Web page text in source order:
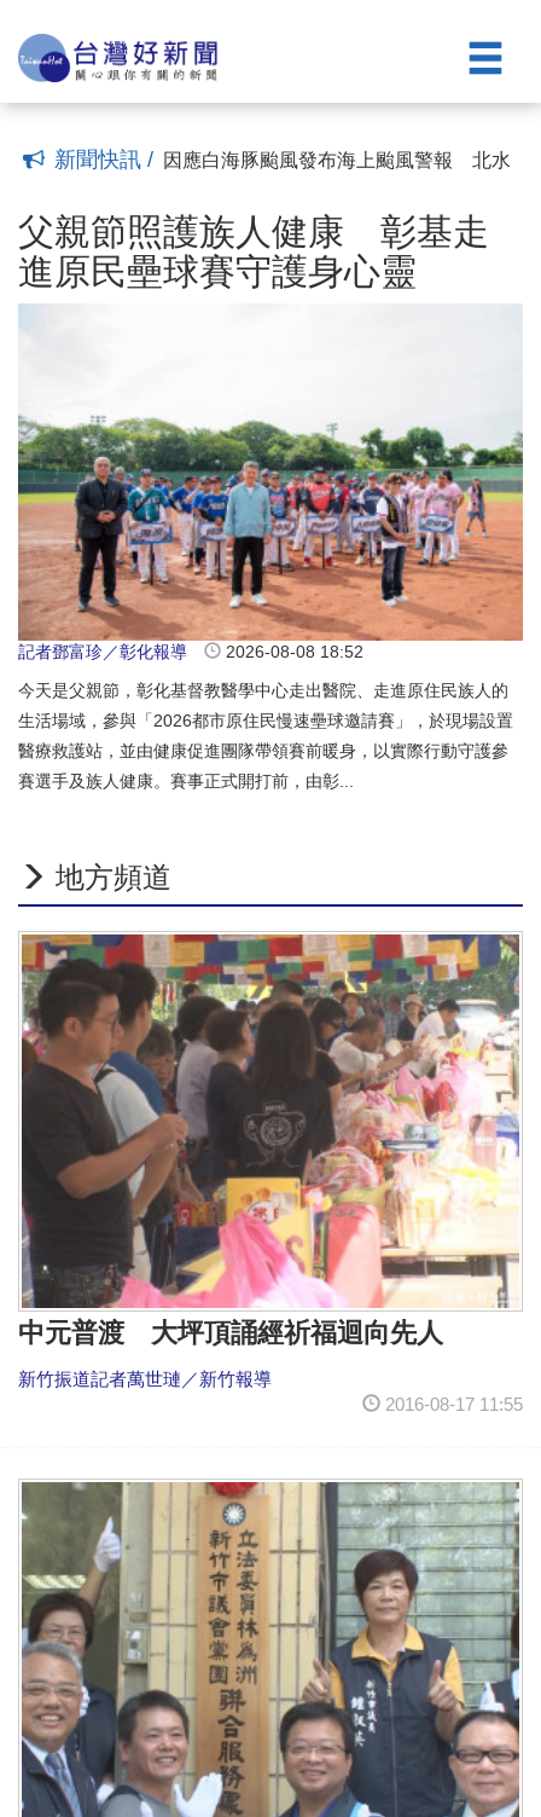
新聞快訊 /
帶領青少年「跳」過犯罪陷阱
(16:36)
桃警少年隊「青春Comedy Night」 用脫
口秀翻轉犯罪預防
台南城鎮韌性（防空）演習順利完成 黃
偉哲：全民防護從平時做起(15:31)
暑假最熱門一課 大園警攜手交大帶學童
南投映全號延續善的循環(15:22)
因應白海豚颱風發布海上颱風警報 北水
(15:08)
賽守護身心靈(18:52)
「2026新竹瘋影展」《乒乓男孩》映後座
談 洪伯豪導演分享幕後感動 (18:43)
第三屆高齡健康產業博覽會 張善政：打
造長輩安心生活的宜居城市(17:18)
南市府打造圖書館文化平台 跨國藝術展
走進VR學交通(15:23)
父親遺愛化作希望力量 六子女捐贈家扶
南投映全號延續善的循環(15:22)
因應白海豚颱風發布海上颱風警報 北水
分署成立緊急應變小組嚴密監控水情
(15:08)
父親節照護族人健康 彰基走
進原民壘球賽守護身心靈
記者鄧富珍／彰化報導
2026-08-08 18:52
今天是父親節，彰化基督教醫學中心走出醫院、走進原住民族人的
生活場域，參與「2026都市原住民慢速壘球邀請賽」，於現場設置
醫療救護站，並由健康促進團隊帶領賽前暖身，以實際行動守護參
賽選手及族人健康。賽事正式開打前，由彰...
地方頻道
中元普渡 大坪頂誦經祈福迴向先人
新竹振道記者萬世璉／新竹報導
2016-08-17 11:55